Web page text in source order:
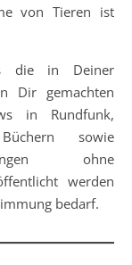
von Tieren ist
die in Deiner
Dir gemachten
in Rundfunk,
sowie
ohne
werden
bedarf.